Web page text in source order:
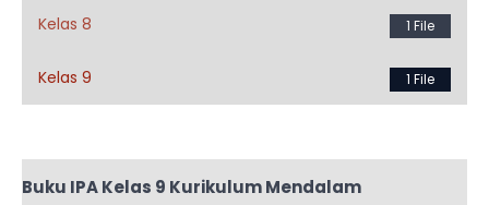
Kelas 8 1 File
Kelas 9 1 File
Buku IPA Kelas 9 Kurikulum Mendalam